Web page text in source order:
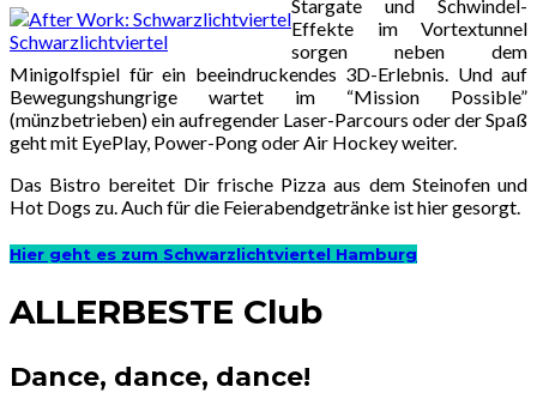
Schwarzlichtviertel
Stargate und Schwindel-
Effekte im Vortextunnel
sorgen neben dem
Minigolfspiel für ein beeindruckendes 3D-Erlebnis. Und auf
Bewegungshungrige wartet im “Mission Possible”
(münzbetrieben) ein aufregender Laser-Parcours oder der Spaß
geht mit EyePlay, Power-Pong oder Air Hockey weiter.
Das Bistro bereitet Dir frische Pizza aus dem Steinofen und
Hot Dogs zu. Auch für die Feierabendgetränke ist hier gesorgt.
Hier geht es zum Schwarzlichtviertel Hamburg
ALLERBESTE Club
Dance, dance, dance!